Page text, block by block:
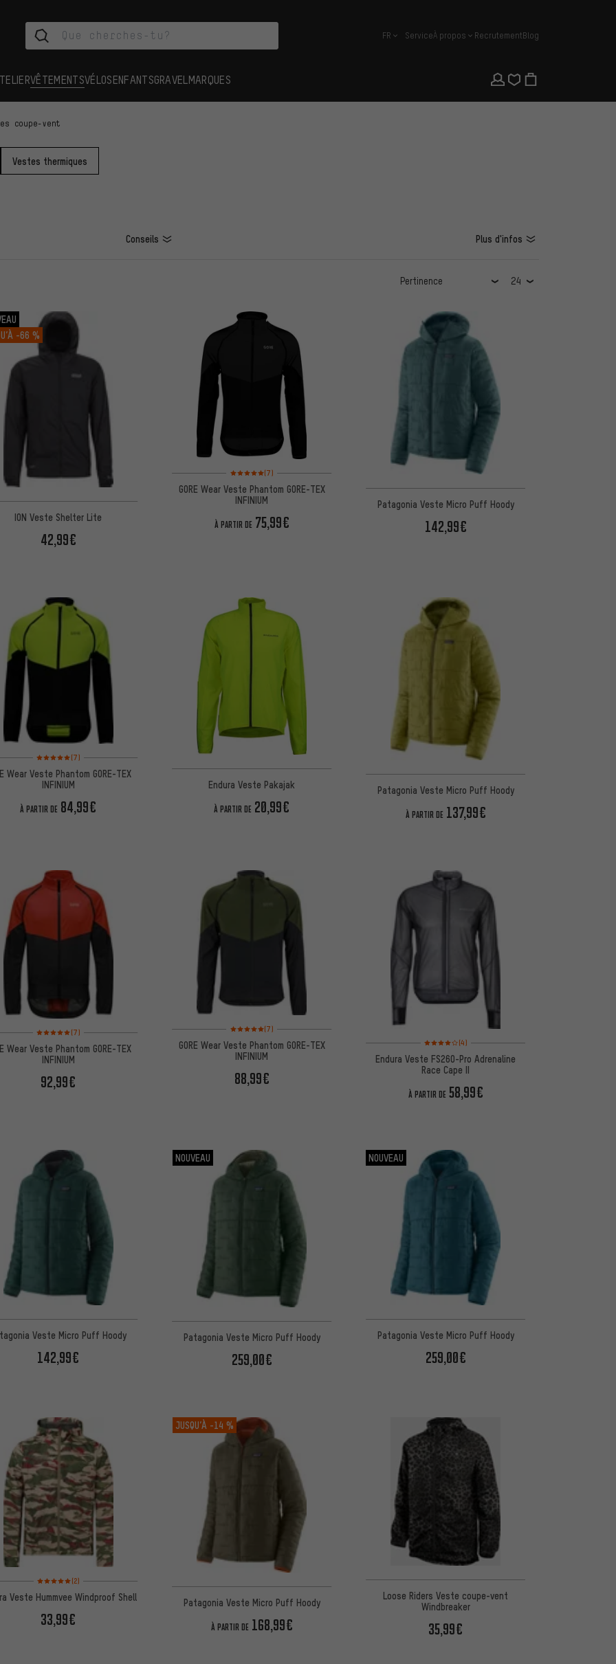
français
FR ServiceÀ propos RecrutementBlog
VÊTEMENTSVÉLOSENFANTSGRAVEL MARQUES
coupe-vent
Vestes thermiques
Conseils Plus d'infos
-66 %
ION Veste Shelter Lite
42,99€
Note moyenne : 5 sur 5 d'après 7 avis
(7)
GORE Wear Veste Phantom GORE-TEX
INFINIUM
À PARTIR DE 75,99€
Patagonia Veste Micro Puff Hoody
142,99€
Note moyenne : 5 sur 5 d'après 7 avis
(7)
Wear Veste Phantom GORE-TEX
INFINIUM
À PARTIR DE 84,99€
Endura Veste Pakajak
À PARTIR DE 20,99€
Patagonia Veste Micro Puff Hoody
À PARTIR DE 137,99€
Note moyenne : 5 sur 5 d'après 7 avis
(7)
Wear Veste Phantom GORE-TEX
INFINIUM
92,99€
Note moyenne : 5 sur 5 d'après 7 avis
(7)
GORE Wear Veste Phantom GORE-TEX
INFINIUM
88,99€
Note moyenne : 4 sur 5 d'après 4 avis
(4)
Endura Veste FS260-Pro Adrenaline
Race Cape II
À PARTIR DE 58,99€
Veste Micro Puff Hoody
142,99€
NOUVEAU
Patagonia Veste Micro Puff Hoody
259,00€
NOUVEAU
Patagonia Veste Micro Puff Hoody
259,00€
Note moyenne : 5 sur 5 d'après 2 avis
(2)
Veste Hummvee Windproof Shell
33,99€
JUSQU’À -14 %
Patagonia Veste Micro Puff Hoody
À PARTIR DE 168,99€
Loose Riders Veste coupe-vent
Windbreaker
35,99€